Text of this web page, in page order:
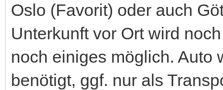
Oslo (Favorit) oder auch
Unterkunft vor Ort wird
noch einiges möglich. Auto
benötigt, ggf. nur als